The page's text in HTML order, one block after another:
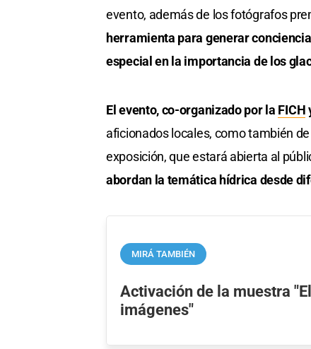
evento, además de los fotógrafos
herramienta para generar
especial en la importancia de los
El evento, co-organizado por la FICH
aficionados locales, como también
exposición, que estará abierta al
abordan la temática hídrica desde
MIRÁ TAMBIÉN
Activación de la muestra
imágenes"